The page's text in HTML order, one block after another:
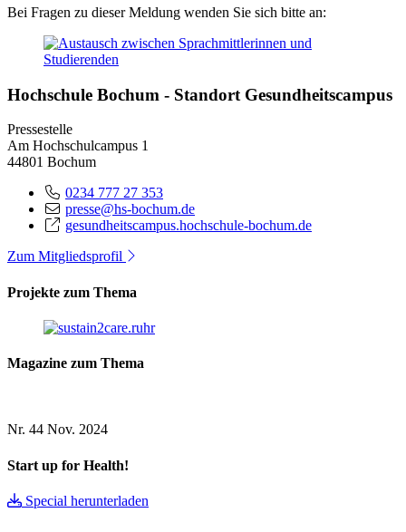
Bei Fragen zu dieser Meldung wenden Sie sich bitte an:
Hochschule Bochum - Standort Gesundheitscampus
Pressestelle
Am Hochschulcampus 1
44801 Bochum
0234 777 27 353
presse@hs-bochum.de
gesundheitscampus.hochschule-bochum.de
Zum Mitgliedsprofil
Projekte zum Thema
Magazine zum Thema
Nr. 44 Nov. 2024
Start up for Health!
Special herunterladen